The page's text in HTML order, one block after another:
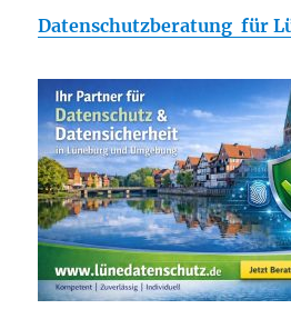
Datenschutzberatung für